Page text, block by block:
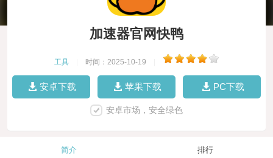
加速器官网快鸭
工具 时间：2025-10-19
安卓下载 苹果下载 PC下载
安卓市场，安全绿色
简介 排行